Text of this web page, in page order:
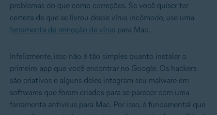
problemas do que como correções. Se você quiser ter
certeza de que se livrou desse vírus incômodo, use uma
ferramenta de remoção de vírus para Mac.
Infelizmente, isso não é tão simples quanto instalar o
primeiro app que você encontrar no Google. Os hackers
são criativos e alguns deles integram seu malware em
softwares que foram criados para se parecer com uma
ferramenta antivírus para Mac. Por isso, é fundamental que